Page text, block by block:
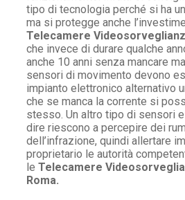
tipo di tecnologia perché si ha
ma si protegge anche
Telecamere
che invece di durare qualche
anche 10 anni senza mancare
sensori di movimento devono
impianto elettronico alternativo
che se manca la corrente si
stesso. Un altro tipo di sensori
dire riescono a percepire dei
dell’infrazione, quindi allertare
proprietario le autorità
le Telecamere
Roma.